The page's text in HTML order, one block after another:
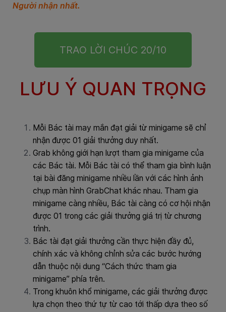
Người nhận nhất.
TRAO LỜI CHÚC 20/10
LƯU Ý QUAN TRỌNG
Mỗi Bác tài may mắn đạt giải từ minigame sẽ chỉ
nhận được 01 giải thưởng duy nhất.
Grab không giới hạn lượt tham gia minigame của
các Bác tài. Mỗi Bác tài có thể tham gia bình luận
tại bài đăng minigame nhiều lần với các hình ảnh
chụp màn hình GrabChat khác nhau. Tham gia
minigame càng nhiều, Bác tài càng có cơ hội nhận
được 01 trong các giải thưởng giá trị từ chương
trình.
Bác tài đạt giải thưởng cần thực hiện đầy đủ,
chính xác và không chỉnh sửa các bước hướng
dẫn thuộc nội dung “Cách thức tham gia
minigame” phía trên.
Trong khuôn khổ minigame, các giải thưởng được
lựa chọn theo thứ tự từ cao tới thấp dựa theo số